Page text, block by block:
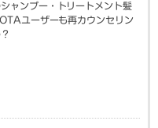
シャンプー・トリートメント髪
ユーザーも再カウンセリン